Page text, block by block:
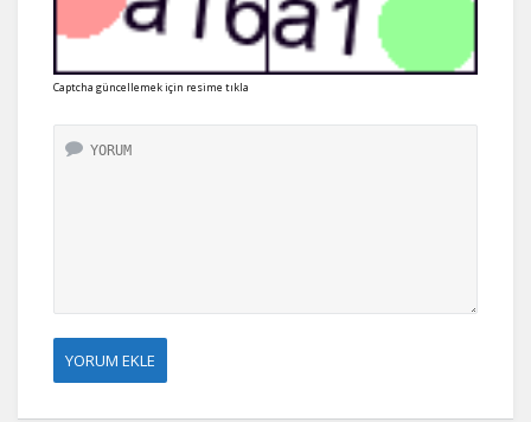
Captcha güncellemek için resime tıkla